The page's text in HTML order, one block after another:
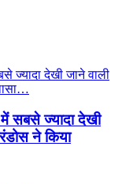
सबसे ज्यादा देखी
ने किया